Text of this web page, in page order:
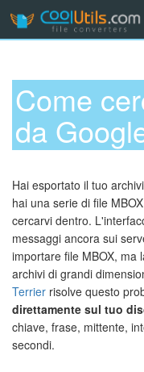
Come
da
Hai esportato il tuo
hai una serie di file
cercarvi dentro.
messaggi ancora sui
importare file MBOX, ma
archivi di grandi
Terrier risolve questo
direttamente sul tuo
chiave, frase, mittente,
secondi.